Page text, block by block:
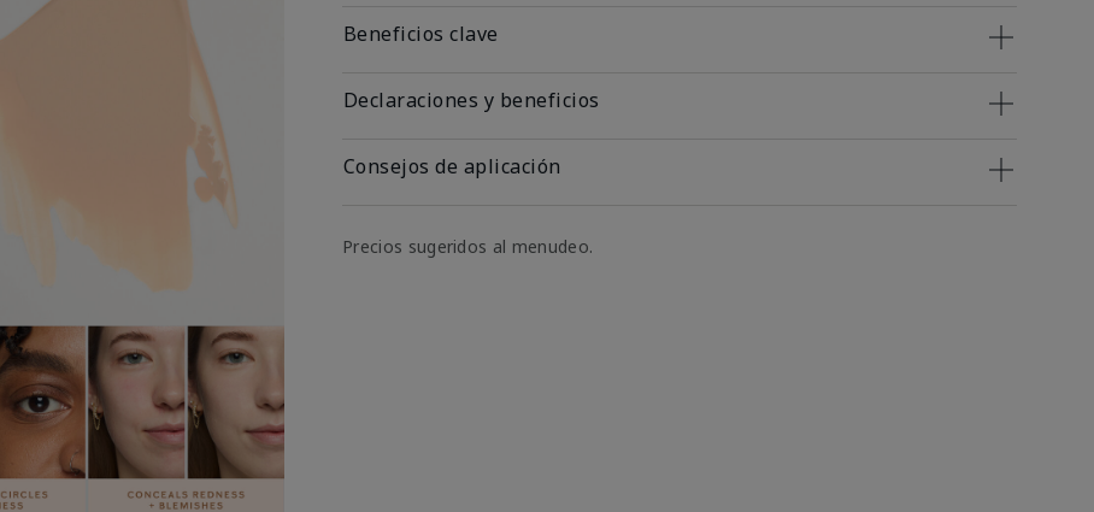
Beneficios clave
Declaraciones y beneficios
Consejos de aplicación
Precios sugeridos al menudeo.